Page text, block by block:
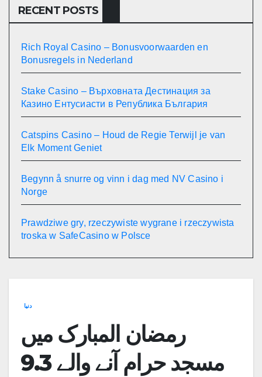
RECENT POSTS
Rich Royal Casino – Bonusvoorwaarden en
Bonusregels in Nederland
Stake Casino – Върховната Дестинация за
Казино Ентусиасти в Република България
Catspins Casino – Houd de Regie Terwijl je van
Elk Moment Geniet
Begynn å snurre og vinn i dag med NV Casino i
Norge
Prawdziwe gry, rzeczywiste wygrane i rzeczywista
troska w SafeCasino w Polsce
دنیا
رمضان المبارک میں
مسجد حرام آنے والے 9.3